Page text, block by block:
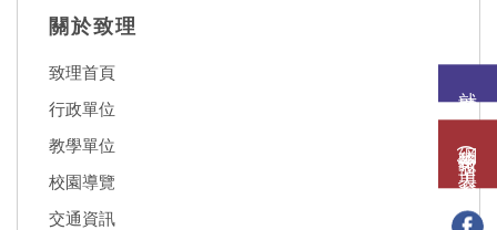
網路報名(填表)系統
關於致理
致理首頁
行政單位
教學單位
校園導覽
交通資訊